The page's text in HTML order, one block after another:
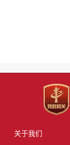
关于我们